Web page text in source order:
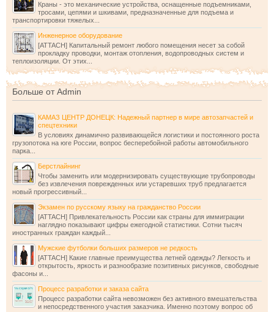
Краны - это механические устройства, оснащенные подъемниками,
тросами, цепями и шкивами, предназначенные для подъема и
транспортировки тяжелых...
Инженерное оборудование
[ATTACH] Капитальный ремонт любого помещения несет за собой
прокладку проводки, монтаж отопления, водопроводных систем и
теплоизоляции. От этих...
Больше от Admin
КАМАЗ ЦЕНТР ДОНЕЦК: Надежный партнер в мире автозапчастей и
спецтехники
В условиях динамично развивающейся логистики и постоянного роста
грузопотока на юге России, вопрос бесперебойной работы автомобильного
парка...
Берстлайнинг
Чтобы заменить или модернизировать существующие трубопроводы
без извлечения поврежденных или устаревших труб предлагается
новый прогрессивный...
Экзамен по русскому языку на гражданство России
[ATTACH] Привлекательность России как страны для иммиграции
наглядно показывают цифры ежегодной статистики. Сотни тысяч
иностранных граждан каждый...
Мужские футболки больших размеров не редкость
[ATTACH] Какие главные преимущества летней одежды? Легкость и
открытость, яркость и разнообразие позитивных рисунков, свободные
фасоны и...
Процесс разработки и заказа сайта
Процесс разработки сайта невозможен без активного вмешательства
и непосредственного участия заказчика. Именно поэтому вопрос об